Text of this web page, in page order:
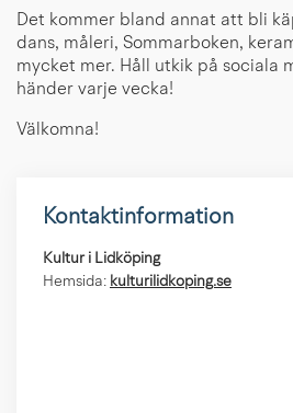
Det kommer bland annat att bli
dans, måleri, Sommarboken,
mycket mer. Håll utkik på sociala
händer varje vecka!
Välkomna!
Kontaktinformation
Kultur i Lidköping
Hemsida: kulturilidkoping.se